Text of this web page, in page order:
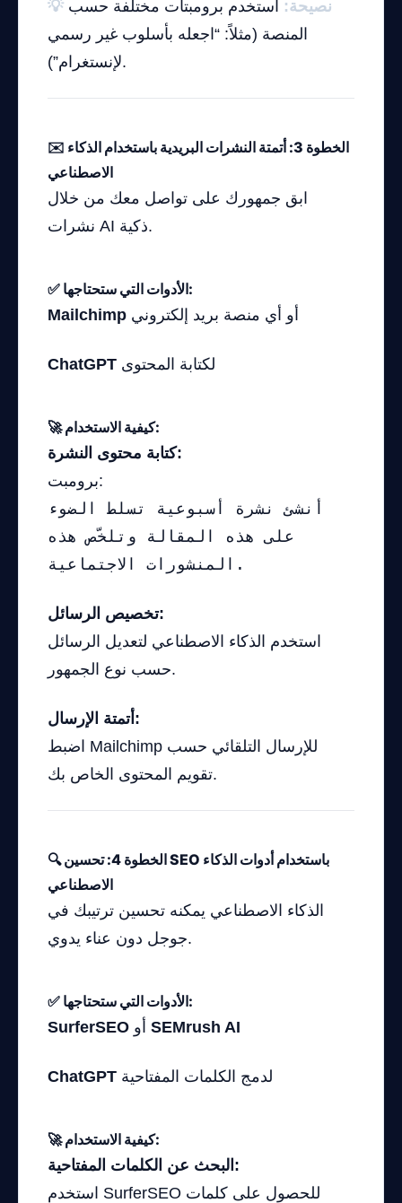
💡 نصيحة: استخدم برومبتات مختلفة حسب
المنصة (مثلاً: “اجعله بأسلوب غير رسمي
لإنستغرام”).
✉️ الخطوة 3: أتمتة النشرات البريدية باستخدام الذكاء
الاصطناعي
ابق جمهورك على تواصل معك من خلال
نشرات AI ذكية.
✅ الأدوات التي ستحتاجها:
Mailchimp أو أي منصة بريد إلكتروني
ChatGPT لكتابة المحتوى
🚀 كيفية الاستخدام:
كتابة محتوى النشرة:
برومبت:
أنشئ نشرة أسبوعية تسلط الضوء
على هذه المقالة وتلخّص هذه
المنشورات الاجتماعية.
تخصيص الرسائل:
استخدم الذكاء الاصطناعي لتعديل الرسائل
حسب نوع الجمهور.
أتمتة الإرسال:
اضبط Mailchimp للإرسال التلقائي حسب
تقويم المحتوى الخاص بك.
🔍 الخطوة 4: تحسين SEO باستخدام أدوات الذكاء
الاصطناعي
الذكاء الاصطناعي يمكنه تحسين ترتيبك في
جوجل دون عناء يدوي.
✅ الأدوات التي ستحتاجها:
SurferSEO
SEMrush AI
ChatGPT لدمج الكلمات المفتاحية
🚀 كيفية الاستخدام:
البحث عن الكلمات المفتاحية:
استخدم SurferSEO للحصول على كلمات